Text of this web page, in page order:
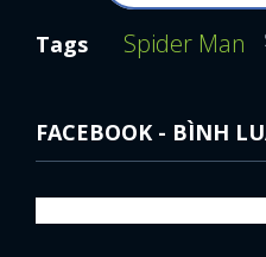
Tags Spider Man
FACEBOOK - BÌNH